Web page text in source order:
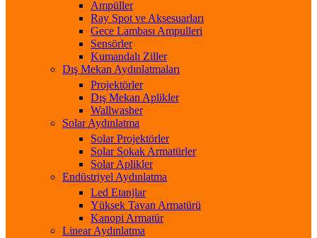
Ampüller
Ray Spot ve Aksesuarları
Gece Lambası Ampulleri
Sensörler
Kumandalı Ziller
Dış Mekan Aydınlatmaları
Projektörler
Dış Mekan Aplikler
Wallwasher
Solar Aydınlatma
Solar Projektörler
Solar Sokak Armatürler
Solar Aplikler
Endüstriyel Aydınlatma
Led Etanjlar
Yüksek Tavan Armatürü
Kanopi Armatür
Linear Aydınlatma